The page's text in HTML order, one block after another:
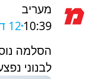
מעריב
10:39 12 דקות
הסלמה
לבנוני